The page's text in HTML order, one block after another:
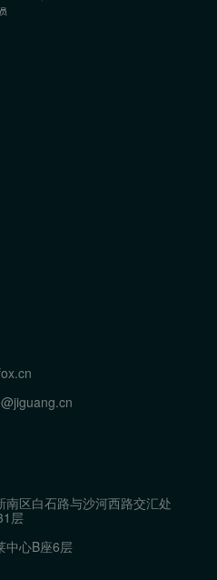
区白石路与沙河西路交汇处
层
中心B座6层